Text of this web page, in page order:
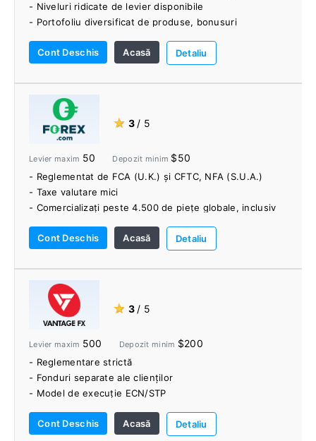
- Niveluri ridicate de levier disponibile
- Portofoliu diversificat de produse, bonusuri
- Sunt acceptate atât MT4, cât și MT5
- Opțiuni de investiții RAMM și LAMM
- Echipa multilingvă de asistență pentru clienți
- Peste 40 de birouri ale companiei operează în
întreaga lume
Cont Deschis Acasă Detaliu
★ 3 / 5
Levier maxim 50 Depozit minim $50
- Reglementat de FCA (U.K.) și CFTC, NFA (S.U.A.)
- Taxe valutare mici
- Comercializați peste 4.500 de piețe globale, inclusiv
criptomonede populare și multe altele.
- Diagrame TradingView integrate în platforma web
- Gamă largă de instrumente de educație și cercetare
Cont Deschis Acasă Detaliu
★ 3 / 5
Levier maxim 500 Depozit minim $200
- Reglementare strictă
- Fonduri separate ale clienților
- Model de execuție ECN/STP
- Conturi fără comision
Cont Deschis Acasă Detaliu